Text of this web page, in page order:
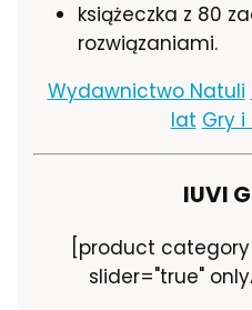
książeczka z 80
rozwiązaniami.
Wydawnictwo Natuli
lat Gry i
IUVI
[product
slider="true"